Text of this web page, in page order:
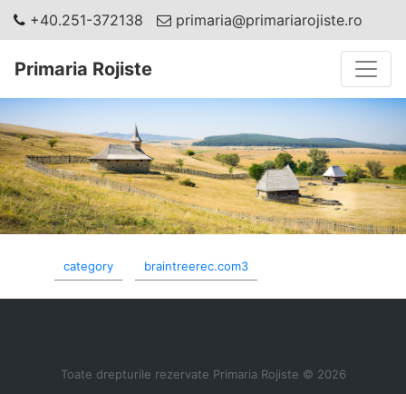
+40.251-372138 primaria@primariarojiste.ro
Primaria Rojiste
category braintreerec.com3
Toate drepturile rezervate Primaria Rojiste © 2026